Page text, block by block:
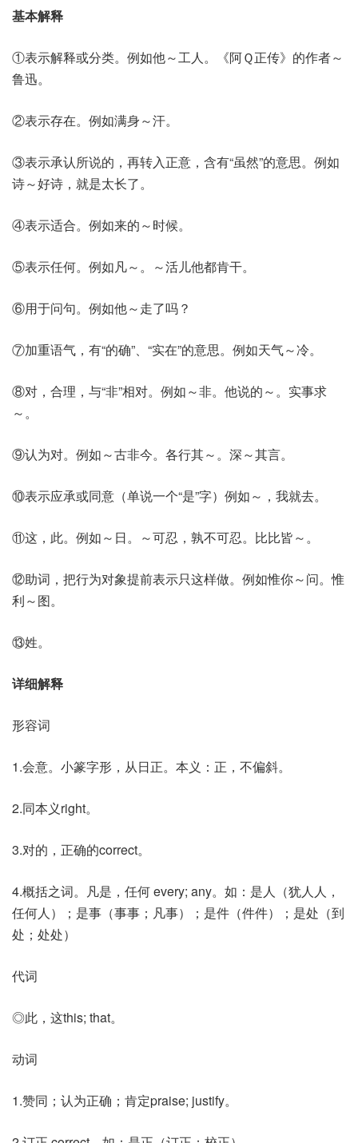
基本解释
①表示解释或分类。例如他～工人。《阿Ｑ正传》的作者～
鲁迅。
②表示存在。例如满身～汗。
③表示承认所说的，再转入正意，含有“虽然”的意思。例如
诗～好诗，就是太长了。
④表示适合。例如来的～时候。
⑤表示任何。例如凡～。～活儿他都肯干。
⑥用于问句。例如他～走了吗？
⑦加重语气，有“的确”、“实在”的意思。例如天气～冷。
⑧对，合理，与“非”相对。例如～非。他说的～。实事求
～。
⑨认为对。例如～古非今。各行其～。深～其言。
⑩表示应承或同意（单说一个“是”字）例如～，我就去。
⑪这，此。例如～日。～可忍，孰不可忍。比比皆～。
⑫助词，把行为对象提前表示只这样做。例如惟你～问。惟
利～图。
⑬姓。
详细解释
形容词
1.会意。小篆字形，从日正。本义：正，不偏斜。
2.同本义right。
3.对的，正确的correct。
4.概括之词。凡是，任何 every; any。如：是人（犹人人，
任何人）；是事（事事；凡事）；是件（件件）；是处（到
处；处处）
代词
◎此，这this; that。
动词
1.赞同；认为正确；肯定praise; justify。